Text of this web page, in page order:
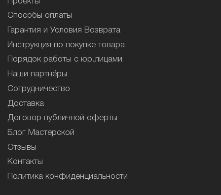
Способы оплаты
Гарантия и Условия Возврата
Инструкция по покупке товара
Порядок работы с юр.лицами
Наши партнёры
Сотрудничество
Доставка
Договор публичной оферты
Блог Мастерской
Отзывы
Контакты
Политика конфиденциальности